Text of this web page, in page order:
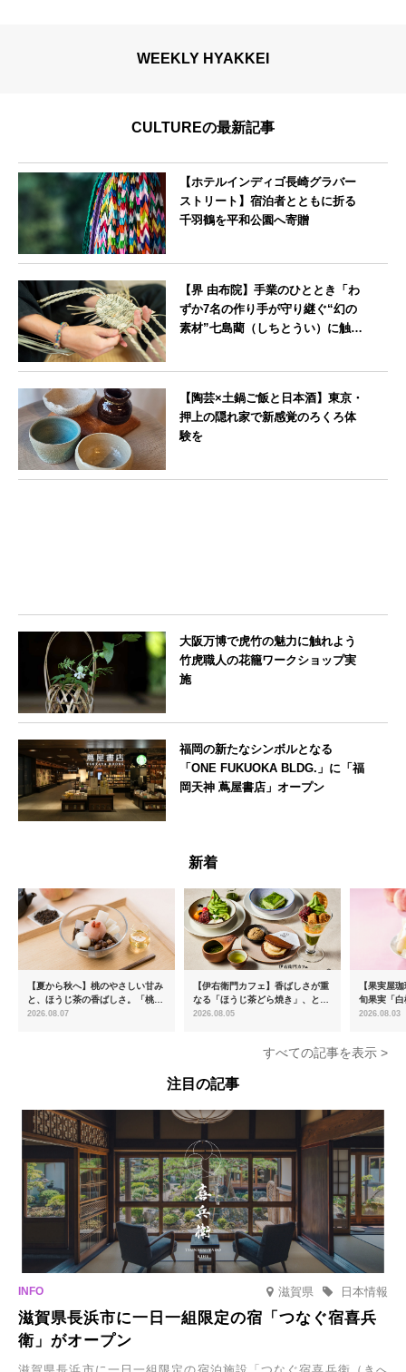
WEEKLY HYAKKEI
CULTUREの最新記事
【ホテルインディゴ長崎グラバー
ストリート】宿泊者とともに折る
千羽鶴を平和公園へ寄贈
【界 由布院】手業のひととき「わ
ずか7名の作り手が守り継ぐ“幻の
素材”七島藺（しちとうい）に触れ
【陶芸×土鍋ご飯と日本酒】東京・
押上の隠れ家で新感覚のろくろ体
験を
大阪万博で虎竹の魅力に触れよう
竹虎職人の花籠ワークショップ実
施
福岡の新たなシンボルとなる
「ONE FUKUOKA BLDG.」に「福
岡天神 蔦屋書店」オープン
新着
【夏から秋へ】桃のやさしい甘み
と、ほうじ茶の香ばしさ。「桃と
ほうじ茶のあんみつ」を8月中旬
2026.08.07
【伊右衛門カフェ】香ばしさが重
なる「ほうじ茶どら焼き」、とろ
ける「宇治抹茶ティラミス」が新
2026.08.05
【果実屋
旬果実「
限定販売
2026.08.03
すべての記事を表示 >
注目の記事
滋賀県 日本情報
滋賀県長浜市に一日一組限定の宿「つなぐ宿喜兵
衛」がオープン